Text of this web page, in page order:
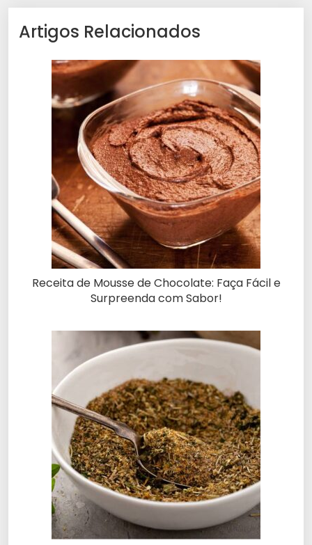
Artigos Relacionados
Receita de Mousse de Chocolate: Faça Fácil e
Surpreenda com Sabor!